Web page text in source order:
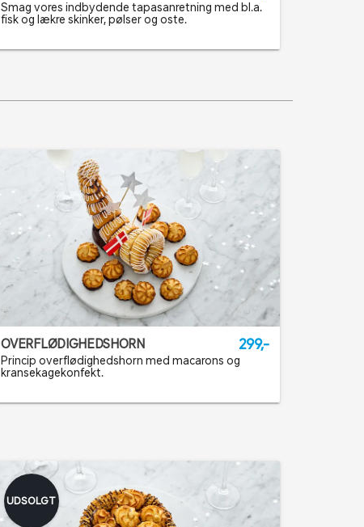
Smag vores indbydende tapasanretning med bl.a.
fisk og lækre skinker, pølser og oste.
OVERFLØDIGHEDSHORN 299,-
Princip overflødighedshorn med macarons og
kransekagekonfekt.
UDSOLGT